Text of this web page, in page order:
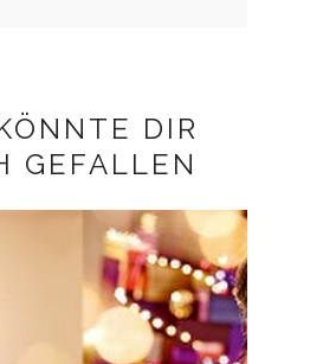
DIR
GEFALLEN